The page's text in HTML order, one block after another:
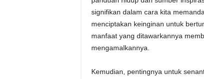
signifikan dalam cara kita
menciptakan keinginan untuk
manfaat yang ditawarkannya
mengamalkannya.
Kemudian, pentingnya untuk